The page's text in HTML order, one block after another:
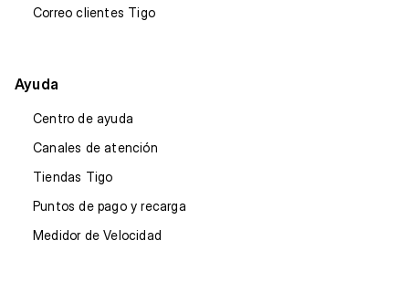
Correo clientes Tigo
Ayuda
Centro de ayuda
Canales de atención
Tiendas Tigo
Puntos de pago y recarga
Medidor de Velocidad